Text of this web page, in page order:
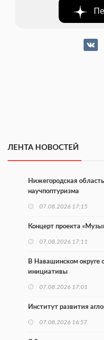
ЛЕНТА НОВОСТЕЙ
Нижегородская
научпоптуризма
07.08.2026 17:15
Концерт проекта
07.08.2026 17:11
В Навашинском округе
инициативы
07.08.2026 17:01
Институт развития
07.08.2026 16:57